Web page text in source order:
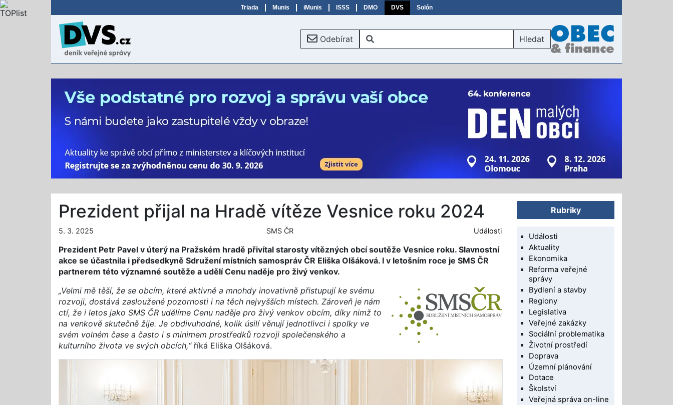
Triada Munis iMunis ISSS DMO DVS Solón
Odebírat Hledat
Prezident přijal na Hradě vítěze Vesnice roku 2024
5. 3. 2025 SMS ČR Události
Prezident Petr Pavel v úterý na Pražském hradě přivítal starosty vítězných obcí soutěže Vesnice roku. Slavnostní
akce se účastnila i předsedkyně Sdružení místních samospráv ČR Eliška Olšáková. I v letošním roce je SMS ČR
partnerem této významné soutěže a udělí Cenu naděje pro živý venkov.
„Velmi mě těší, že se obcím, které aktivně a mnohdy inovativně přistupují ke svému
rozvoji, dostává zasloužené pozornosti i na těch nejvyšších místech. Zároveň je nám
ctí, že i letos jako SMS ČR udělíme Cenu naděje pro živý venkov obcím, díky nimž to
na venkově skutečně žije. Je obdivuhodné, kolik úsilí věnují jednotlivci i spolky ve
svém volném čase a často i s minimem prostředků rozvoji společenského a
kulturního života ve svých obcích,“říká Eliška Olšáková.
Rubriky
Události
Aktuality
Ekonomika
Reforma veřejné
správy
Bydlení a stavby
Regiony
Legislativa
Veřejné zakázky
Sociální problematika
Životní prostředí
Doprava
Územní plánování
Dotace
Školství
Veřejná správa on-line